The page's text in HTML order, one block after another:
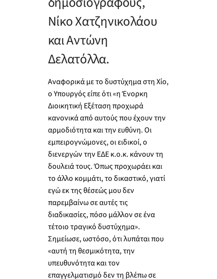
Νίκο Χατζηνικολάου
και Αντώνη
Δελατόλλα.
Αναφορικά με το δυστύχημα στη Χίο,
ο Υπουργός είπε ότι «η Ένορκη
Διοικητική Εξέταση προχωρά
κανονικά από αυτούς που έχουν την
αρμοδιότητα και την ευθύνη. Οι
εμπειρογνώμονες, οι ειδικοί, ο
διενεργών την ΕΔΕ κ.ο.κ. κάνουν τη
δουλειά τους. Όπως προχωράει και
το άλλο κομμάτι, το δικαστικό, γιατί
εγώ εκ της θέσεώς μου δεν
παρεμβαίνω σε αυτές τις
διαδικασίες, πόσο μάλλον σε ένα
τέτοιο τραγικό δυστύχημα».
Σημείωσε, ωστόσο, ότι λυπάται που
«αυτή τη θεσμικότητα, την
υπευθυνότητα και τον
επαγγελματισμό δεν τη βλέπω σε